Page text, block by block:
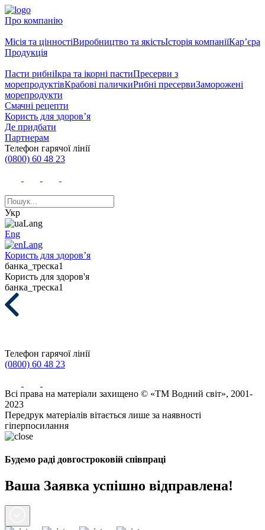
Про компанію
Місія та цінностіВиробництво та якістьІсторія компаніїКар’єра
Продукція
Пасти рибніІкра та ікорні пастиПресерви з
морепродуктівКрабові паличкиРибні пресервиЗаморожені
морепродукти
Смачні рецепти
Користь для здоров’я
Де придбати
Партнерам
Телефон гарячої лінії
(0800) 60 48 23
Укр
Eng
Користь для здоров’я
банка_треска1
Користь для здоров'я
банка_треска1
Телефон гарячої лінії
(0800) 60 48 23
Всі права на матеріали захищено © «ТМ Водний світ», 2001-
2023
Передрук матеріалів вітається лише за наявності
гіперпосилання
Будемо раді довгостроковій співпраці
Ваша Заявка успішно відправлена!